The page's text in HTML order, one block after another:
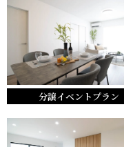
分譲イベントプラン